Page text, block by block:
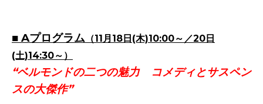
■ Aプログラム （11月18日(木)10:00～／20日
(土)14:30～）
“ベルモンドの二つの魅力 コメディとサスペン
スの大傑作”